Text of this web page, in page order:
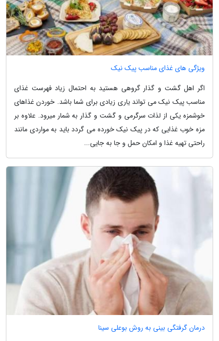
ویژگی های غذای مناسب پیک نیک
اگر اهل گشت و گذار گروهی هستید به احتمال زیاد فهرست غذای
مناسب پیک نیک می تواند یاری زیادی برای شما باشد. خوردن غذاهای
خوشمزه یکی از لذات سرگرمی و گشت و گذار به شمار میرود. علاوه بر
مزه خوب غذایی که در پیک نیک خورده می گردد باید به مواردی مانند
راحتی تهیه غذا و امکان حمل و جا به جایی...
درمان گرفتگی بینی به روش بوعلی سینا